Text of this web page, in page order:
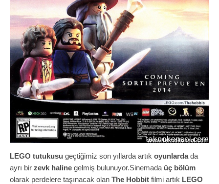
LEGO tutukusu geçtiğimiz son yıllarda artık oyunlardada
ayrı bir zevk haline gelmiş bulunuyor.Sinemada üç bölüm
olarak perdelere taşınacak olan The Hobbit filmi artık LEGO